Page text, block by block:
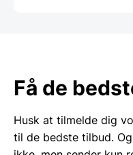
Få de
Husk at tilmelde dig
til de bedste tilbud.